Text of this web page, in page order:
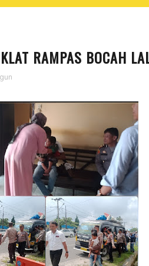
RAMPAS BOCAH